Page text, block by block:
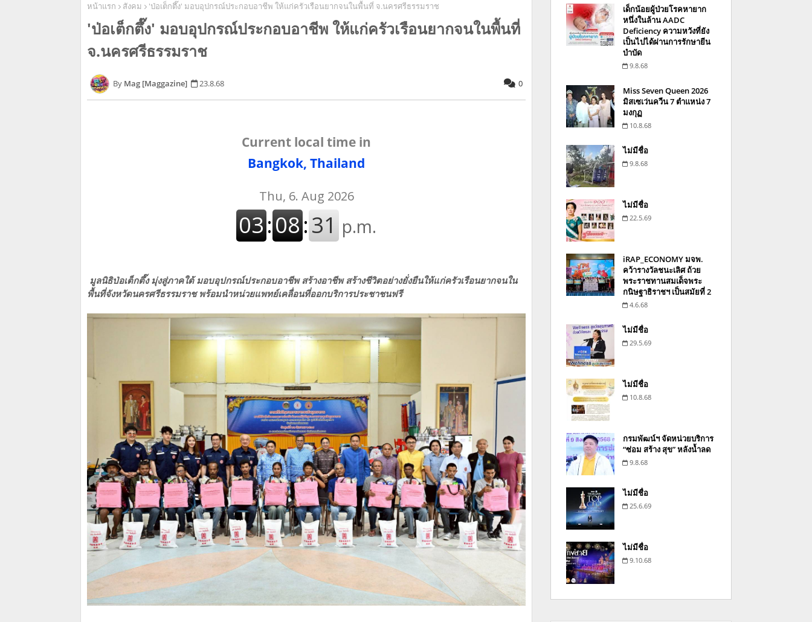
หน้าแรก สังคม 'ป่อเต็กตึ๊ง' มอบอุปกรณ์ประกอบอาชีพ ให้แก่ครัวเรือนยากจนในพื้นที่ จ.นครศรีธรรมราช
'ป่อเต็กตึ๊ง' มอบอุปกรณ์ประกอบอาชีพ ให้แก่ครัวเรือนยากจนในพื้นที่
จ.นครศรีธรรมราช
Mag [Maggazine] 23.8.68 0
Current local time in
Bangkok, Thailand
มูลนิธิป่อเต็กตึ๊ง มุ่งสู่ภาคใต้ มอบอุปกรณ์ประกอบอาชีพ สร้างอาชีพ สร้างชีวิตอย่างยั่งยืนให้แก่ครัวเรือนยากจนใน
พื้นที่จังหวัดนครศรีธรรมราช พร้อมนำหน่วยแพทย์เคลื่อนที่ออกบริการประชาชนฟรี
เด็กน้อยผู้ป่วยโรคหายาก
หนึ่งในล้าน AADC
Deficiency ความหวังที่ยัง
เป็นไปได้ผ่านการรักษายีน
บำบัด
9.8.68
Miss Seven Queen 2026
มิสเซเว่นควีน 7 ตำแหน่ง 7
มงกุฏ
10.8.68
ไม่มีชื่อ
9.8.68
ไม่มีชื่อ
22.5.69
iRAP_ECONOMY มจพ.
คว้ารางวัลชนะเลิศ ถ้วย
พระราชทานสมเด็จพระ
กนิษฐาธิราชฯ เป็นสมัยที่ 2
4.6.68
ไม่มีชื่อ
29.5.69
ไม่มีชื่อ
10.8.68
กรมพัฒน์ฯ จัดหน่วยบริการ
“ซ่อม สร้าง สุข” หลังน้ำลด
9.8.68
ไม่มีชื่อ
25.6.69
ไม่มีชื่อ
9.10.68